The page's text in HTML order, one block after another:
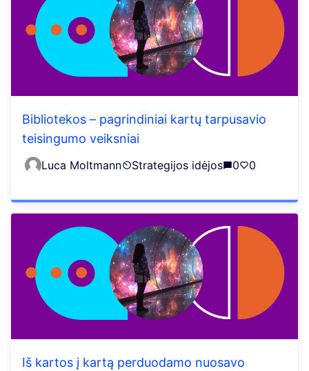
Bibliotekos – pagrindiniai kartų tarpusavio
teisingumo veiksniai
Luca Moltmann Strategijos idėjos 0 0
Iš kartos į kartą perduodamo nuosavo